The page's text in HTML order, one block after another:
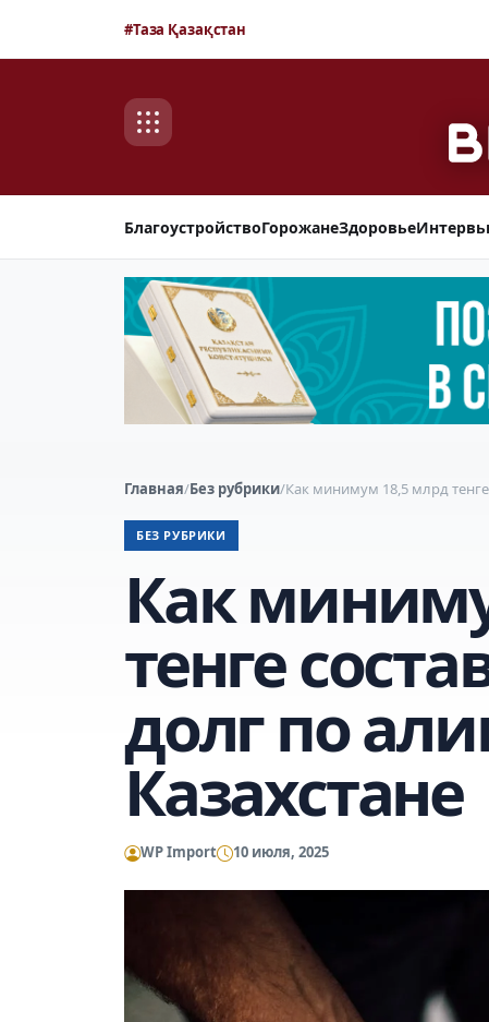
#Таза Қазақстан
БлагоустройствоГорожанеЗдоровье
Главная/Без рубрики/Как минимум 18,5 млрд
БЕЗ РУБРИКИ
Как
тенге
долг по
Казахстане
WP Import 10 июля, 2025